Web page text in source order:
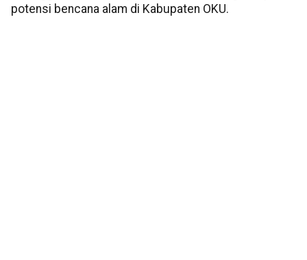
potensi bencana alam di Kabupaten OKU.